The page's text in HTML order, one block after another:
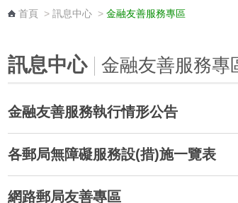
首頁 > 訊息中心 > 金融友善服務專區
訊息中心 金融友善服務專
金融友善服務執行情形公告
各郵局無障礙服務設(措)施一覽表
網路郵局友善專區